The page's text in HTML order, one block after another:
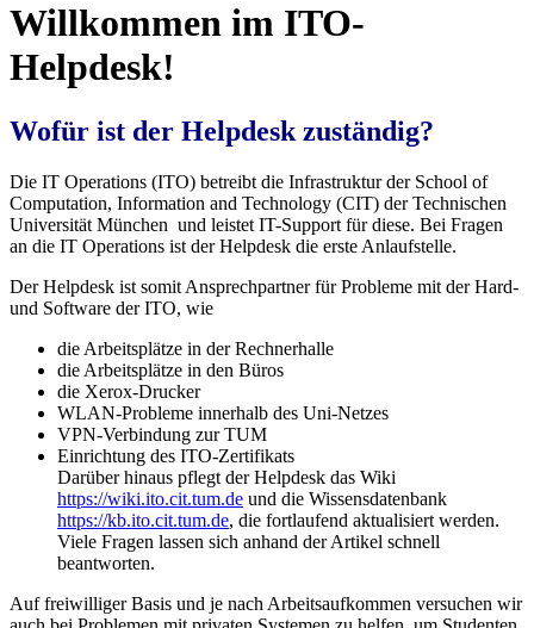
Willkommen im ITO-
Helpdesk!
Wofür ist der Helpdesk zuständig?
Die IT Operations (ITO) betreibt die Infrastruktur der School of
Computation, Information and Technology (CIT) der Technischen
Universität München und leistet IT-Support für diese. Bei Fragen
an die IT Operations ist der Helpdesk die erste Anlaufstelle.
Der Helpdesk ist somit Ansprechpartner für Probleme mit der Hard-
und Software der ITO, wie
die Arbeitsplätze in der Rechnerhalle
die Arbeitsplätze in den Büros
die Xerox-Drucker
WLAN-Probleme innerhalb des Uni-Netzes
VPN-Verbindung zur TUM
Einrichtung des ITO-Zertifikats
Darüber hinaus pflegt der Helpdesk das Wiki
https://wiki.ito.cit.tum.de und die Wissensdatenbank
https://kb.ito.cit.tum.de, die fortlaufend aktualisiert werden.
Viele Fragen lassen sich anhand der Artikel schnell
beantworten.
Auf freiwilliger Basis und je nach Arbeitsaufkommen versuchen wir